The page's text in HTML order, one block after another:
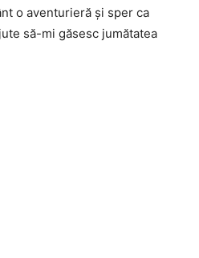
o aventurieră și sper ca
să-mi găsesc jumătatea